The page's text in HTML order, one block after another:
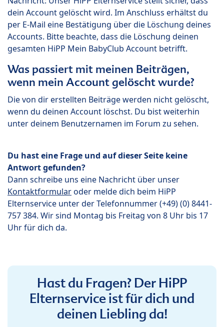
dein Account gelöscht wird. Im Anschluss erhältst du
per E-Mail eine Bestätigung über die Löschung deines
Accounts. Bitte beachte, dass die Löschung deinen
gesamten HiPP Mein BabyClub Account betrifft.
Was passiert mit meinen Beiträgen,
wenn mein Account gelöscht wurde?
Die von dir erstellten Beiträge werden nicht gelöscht,
wenn du deinen Account löschst. Du bist weiterhin
unter deinem Benutzernamen im Forum zu sehen.
Du hast eine Frage und auf dieser Seite keine
Antwort gefunden?
Dann schreibe uns eine Nachricht über unser
Kontaktformularoder melde dich beim HiPP
Elternservice unter der Telefonnummer (+49) (0) 8441-
757 384. Wir sind Montag bis Freitag von 8 Uhr bis 17
Uhr für dich da.
Hast du Fragen? Der HiPP
Elternservice ist für dich und
deinen Liebling da!